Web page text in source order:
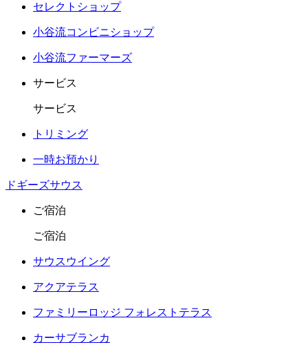
セレクトショップ
小谷流コンビニショップ
小谷流ファーマーズ
サービス
サービス
トリミング
一時お預かり
ドギーズサウス
ご宿泊
ご宿泊
サウスウイング
アクアテラス
ファミリーロッジ フォレストテラス
カーサブランカ